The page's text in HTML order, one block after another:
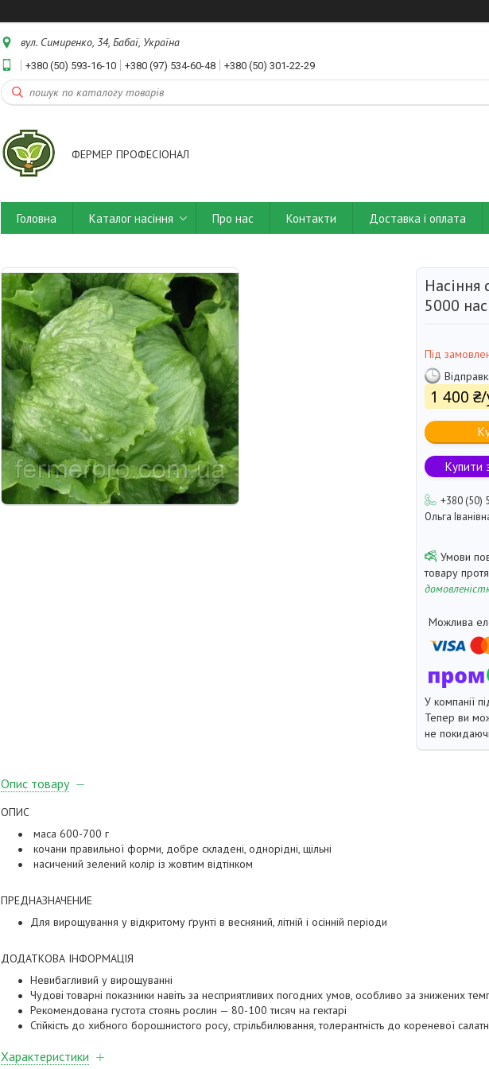
вул. Симиренко, 34, Бабаї, Україна
+380 (50) 593-16-10 +380 (97) 534-60-48 +380 (50) 301-22-29
ФЕРМЕР ПРОФЕСІОНАЛ
Головна Каталог насіння Про нас Контакти Доставка і оплата
Насіння
5000
Під
1 400
Купити
+380 (50)
Ольга
товару
У компанії
Тепер ви
не
Опис товару
ОПИС
маса 600-700 г
кочани правильної форми, добре складені, однорідні, щільні
насичений зелений колір із жовтим відтінком
ПРЕДНАЗНАЧЕНИЕ
Для вирощування у відкритому ґрунті в весняний, літній і осінній періоди
ДОДАТКОВА ІНФОРМАЦІЯ
Невибагливий у вирощуванні
Чудові товарні показники навіть за несприятливих погодних умов, особливо за знижених
Рекомендована густота стоянь рослин — 80-100 тисяч на гектарі
Стійкість до хибного борошнистого росу, стрільбилювання, толерантність до кореневої
Характеристики